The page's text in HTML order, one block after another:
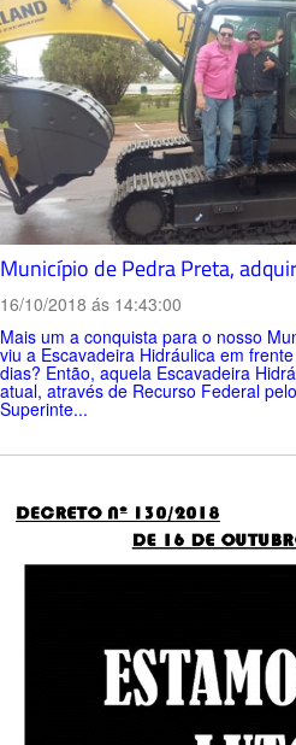
Município de Pedra Preta,
16/10/2018 ás 14:43:00
Mais um a conquista para o nosso
viu a Escavadeira Hidráulica em
dias? Então, aquela Escavadeira
atual, através de Recurso Federal
Superinte...